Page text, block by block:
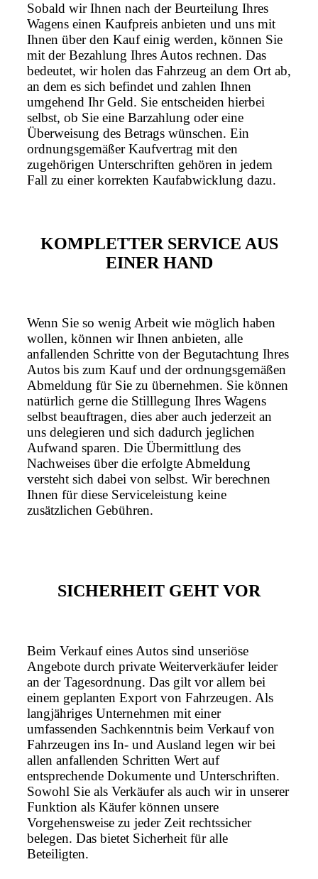
Sobald wir Ihnen nach der Beurteilung Ihres
Wagens einen Kaufpreis anbieten und uns mit
Ihnen über den Kauf einig werden, können Sie
mit der Bezahlung Ihres Autos rechnen. Das
bedeutet, wir holen das Fahrzeug an dem Ort ab,
an dem es sich befindet und zahlen Ihnen
umgehend Ihr Geld. Sie entscheiden hierbei
selbst, ob Sie eine Barzahlung oder eine
Überweisung des Betrags wünschen. Ein
ordnungsgemäßer Kaufvertrag mit den
zugehörigen Unterschriften gehören in jedem
Fall zu einer korrekten Kaufabwicklung dazu.
KOMPLETTER SERVICE AUS
EINER HAND
Wenn Sie so wenig Arbeit wie möglich haben
wollen, können wir Ihnen anbieten, alle
anfallenden Schritte von der Begutachtung Ihres
Autos bis zum Kauf und der ordnungsgemäßen
Abmeldung für Sie zu übernehmen. Sie können
natürlich gerne die Stilllegung Ihres Wagens
selbst beauftragen, dies aber auch jederzeit an
uns delegieren und sich dadurch jeglichen
Aufwand sparen. Die Übermittlung des
Nachweises über die erfolgte Abmeldung
versteht sich dabei von selbst. Wir berechnen
Ihnen für diese Serviceleistung keine
zusätzlichen Gebühren.
SICHERHEIT GEHT VOR
Beim Verkauf eines Autos sind unseriöse
Angebote durch private Weiterverkäufer leider
an der Tagesordnung. Das gilt vor allem bei
einem geplanten Export von Fahrzeugen. Als
langjähriges Unternehmen mit einer
umfassenden Sachkenntnis beim Verkauf von
Fahrzeugen ins In- und Ausland legen wir bei
allen anfallenden Schritten Wert auf
entsprechende Dokumente und Unterschriften.
Sowohl Sie als Verkäufer als auch wir in unserer
Funktion als Käufer können unsere
Vorgehensweise zu jeder Zeit rechtssicher
belegen. Das bietet Sicherheit für alle
Beteiligten.